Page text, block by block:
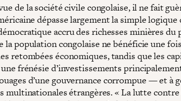
de la société civile congolaise, il ne fait
dépasse largement la simple logique
accru des richesses minières du
la population congolaise ne bénéficie une
retombées économiques, tandis que les
frénésie d’investissements
d’une gouvernance corrompue — et à
multinationales étrangères. « La lutte